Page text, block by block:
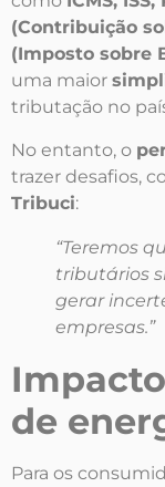
(Contribuição
(Imposto sobre
uma maior
tributação no
No entanto, o
trazer desafios,
Tribuci:
“Teremos
tributários
gerar
empresas.”
de
Para os